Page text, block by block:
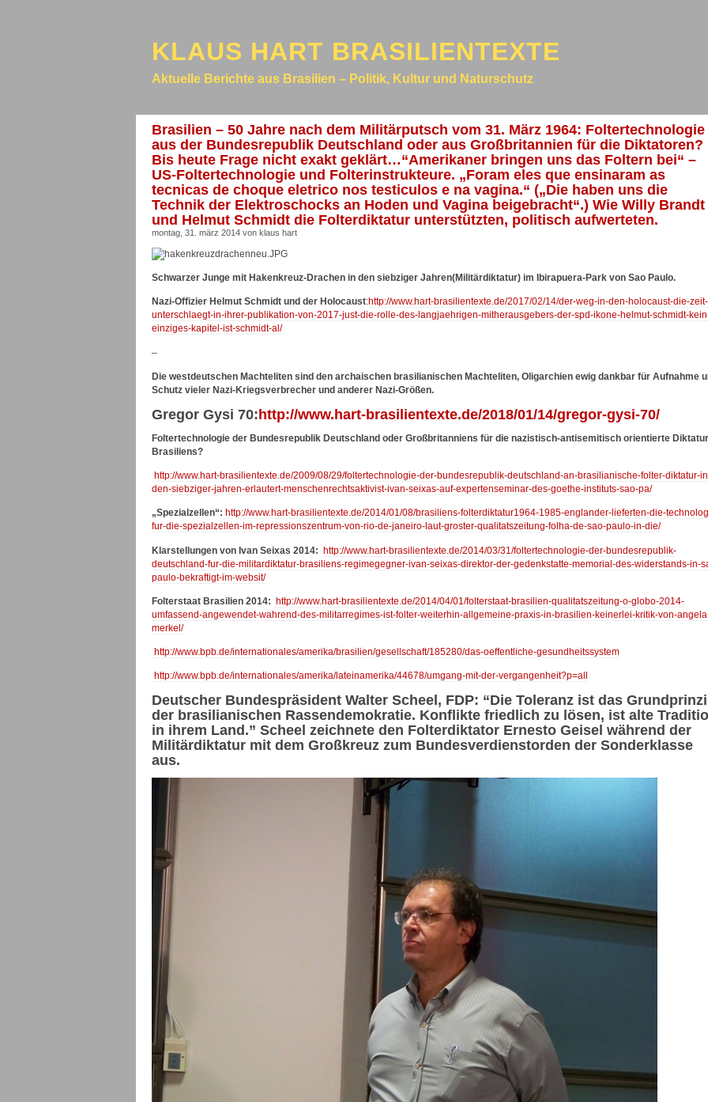
KLAUS HART BRASILIENTEXTE
Aktuelle Berichte aus Brasilien – Politik, Kultur und Naturschutz
Brasilien – 50 Jahre nach dem Militärputsch vom 31. März 1964: Foltertechnologie
aus der Bundesrepublik Deutschland oder aus Großbritannien für die Diktatoren?
Bis heute Frage nicht exakt geklärt…“Amerikaner bringen uns das Foltern bei“ –
US-Foltertechnologie und Folterinstrukteure. „Foram eles que ensinaram as
tecnicas de choque eletrico nos testiculos e na vagina.“ („Die haben uns die
Technik der Elektroschocks an Hoden und Vagina beigebracht“.) Wie Willy Brandt
und Helmut Schmidt die Folterdiktatur unterstützten, politisch aufwerteten.
montag, 31. märz 2014 von klaus hart
Schwarzer Junge mit Hakenkreuz-Drachen in den siebziger Jahren(Militärdiktatur) im Ibirapuera-Park von Sao Paulo.
Nazi-Offizier Helmut Schmidt und der Holocaust:http://www.hart-brasilientexte.de/2017/02/14/der-weg-in-den-holocaust-die-zeit-
unterschlaegt-in-ihrer-publikation-von-2017-just-die-rolle-des-langjaehrigen-mitherausgebers-der-spd-ikone-helmut-schmidt-
einziges-kapitel-ist-schmidt-al/
–
Die westdeutschen Machteliten sind den archaischen brasilianischen Machteliten, Oligarchien ewig dankbar für Aufnahme
Schutz vieler Nazi-Kriegsverbrecher und anderer Nazi-Größen.
Gregor Gysi 70:http://www.hart-brasilientexte.de/2018/01/14/gregor-gysi-70/
Foltertechnologie der Bundesrepublik Deutschland oder Großbritanniens für die nazistisch-antisemitisch orientierte Diktatur
Brasiliens?
http://www.hart-brasilientexte.de/2009/08/29/foltertechnologie-der-bundesrepublik-deutschland-an-brasilianische-folter-diktatur-
den-siebziger-jahren-erlautert-menschenrechtsaktivist-ivan-seixas-auf-expertenseminar-des-goethe-instituts-sao-pa/
„Spezialzellen“: http://www.hart-brasilientexte.de/2014/01/08/brasiliens-folterdiktatur1964-1985-englander-lieferten-die-
fur-die-spezialzellen-im-repressionszentrum-von-rio-de-janeiro-laut-groster-qualitatszeitung-folha-de-sao-paulo-in-die/
Klarstellungen von Ivan Seixas 2014: http://www.hart-brasilientexte.de/2014/03/31/foltertechnologie-der-bundesrepublik-
deutschland-fur-die-militardiktatur-brasiliens-regimegegner-ivan-seixas-direktor-der-gedenkstatte-memorial-des-widerstands-in-
paulo-bekraftigt-im-websit/
Folterstaat Brasilien 2014: http://www.hart-brasilientexte.de/2014/04/01/folterstaat-brasilien-qualitatszeitung-o-globo-2014-
umfassend-angewendet-wahrend-des-militarregimes-ist-folter-weiterhin-allgemeine-praxis-in-brasilien-keinerlei-kritik-von-
merkel/
http://www.bpb.de/internationales/amerika/brasilien/gesellschaft/185280/das-oeffentliche-gesundheitssystem
http://www.bpb.de/internationales/amerika/lateinamerika/44678/umgang-mit-der-vergangenheit?p=all
Deutscher Bundespräsident Walter Scheel, FDP: “Die Toleranz ist das
der brasilianischen Rassendemokratie. Konflikte friedlich zu lösen, ist alte
in ihrem Land.” Scheel zeichnete den Folterdiktator Ernesto Geisel während der
Militärdiktatur mit dem Großkreuz zum Bundesverdienstorden der Sonderklasse
aus.